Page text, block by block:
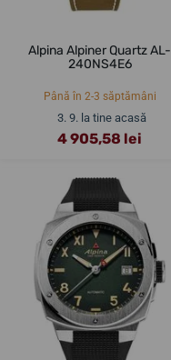
Alpina Alpiner Quartz AL-
240NS4E6
Până în 2-3 săptămâni
3. 9. la tine acasă
4 905,58 lei